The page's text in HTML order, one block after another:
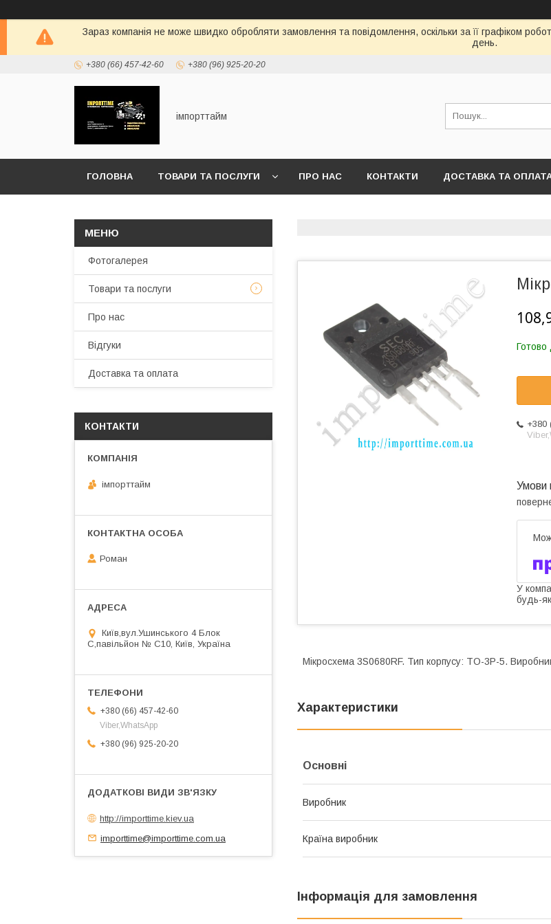
Зараз компанія не може швидко обробляти замовлення та повідомлення, оскільки за її графіком
день.
+380 (66) 457-42-60 +380 (96) 925-20-20
імпорттайм
ГОЛОВНА ТОВАРИ ТА ПОСЛУГИ ПРО НАС КОНТАКТИ ДОСТАВКА ТА
Готово
+380
У
будь-
Мікросхема 3S0680RF. Тип корпусу: TO-3P-5.
Характеристики
Основні
Виробник
Країна виробник
Інформація для замовлення
Фотогалерея
Товари та послуги
Про нас
Відгуки
Доставка та оплата
КОНТАКТИ
імпорттайм
Роман
Київ,вул.Ушинського 4 Блок
С,павільйон № С10, Київ, Україна
+380 (66) 457-42-60
Viber,WhatsApp
+380 (96) 925-20-20
http://importtime.kiev.ua
importtime@importtime.com.ua